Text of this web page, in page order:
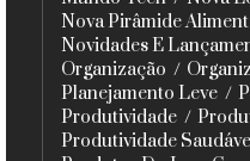
Nova Pirâmide
Novidades E
Organização
Planejamento Leve
Produtividade
Produtividade